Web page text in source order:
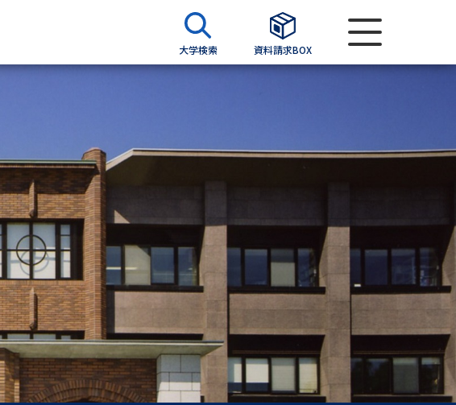
大学検索 資料請求BOX
請求
類から請求
パンフ
抜 募集要項＆願書
選抜の募集要項＆願書
過去問題集
料から請求
学院の資料請求
留学・進学関連、塾・予備校
験案内」の請求
上の配慮案内」の請求
高等学校卒業程度認定試験